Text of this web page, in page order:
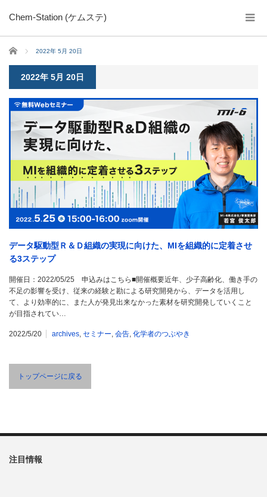
Chem-Station (ケムステ)
ホーム 2022年 5月 20日
2022年 5月 20日
データ駆動型Ｒ＆Ｄ組織の実現に向けた、MIを組織的に定着させ
る3ステップ
開催日：2022/05/25 申込みはこちら■開催概要近年、少子高齢化、働き手の
不足の影響を受け、従来の経験と勘による研究開発から、データを活用し
て、より効率的に、また人が発見出来なかった素材を研究開発していくこと
が目指されてい…
2022/5/20 archives セミナー 会告 化学者のつぶやき
トップページに戻る
注目情報